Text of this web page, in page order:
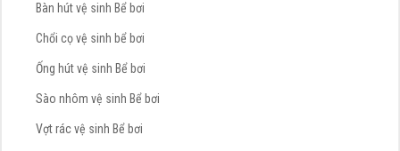
Bàn hút vệ sinh Bể bơi
Chổi cọ vệ sinh bể bơi
Ống hút vệ sinh Bể bơi
Sào nhôm vệ sinh Bể bơi
Vợt rác vệ sinh Bể bơi